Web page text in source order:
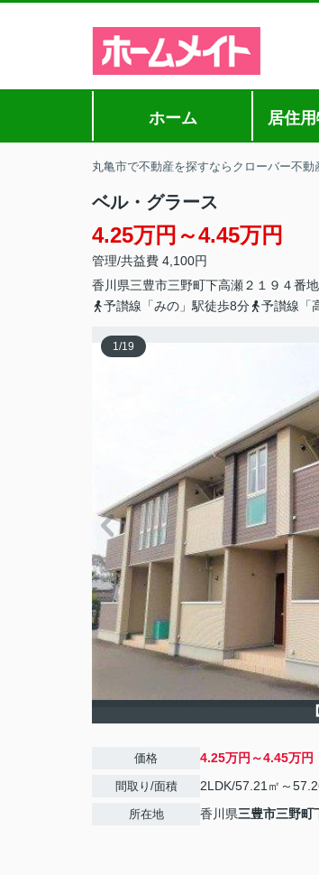
ホーム 居住
丸亀市で不動産を探すならクローバー不動
ベル・グラース
4.25万円～4.45万円
管理/共益費 4,100円
香川県三豊市三野町下高瀬２１９４番地
予讃線「みの」駅徒歩8分
予讃線「
1/19
価格 4.25万円～4.45万円
間取り/面積 2LDK/57.21㎡～
所在地 香川県三豊市三野町